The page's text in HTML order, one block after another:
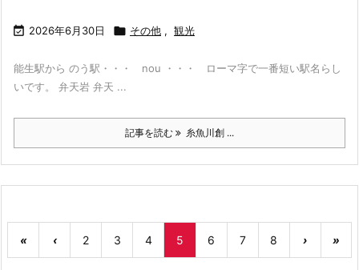
 2026年6月30日  その他 , 観光
能生駅から のう駅・・・ nou ・・・ ローマ字で一番短い駅名らし
いです。 弁天岩 弁天 ...
記事を読む 糸魚川創 ...
« ‹ 2 3 4 5 6 7 8 › »